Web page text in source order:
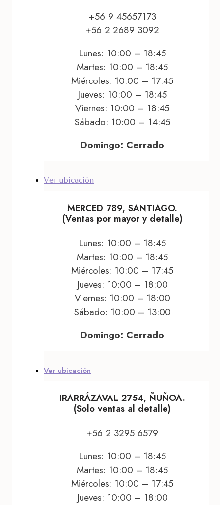
+56 9 45657173
+56 2 2689 3092
Lunes: 10:00 – 18:45
Martes: 10:00 – 18:45
Miércoles: 10:00 – 17:45
Jueves: 10:00 – 18:45
Viernes: 10:00 – 18:45
Sábado: 10:00 – 14:45
Domingo: Cerrado
Ver ubicación
MERCED 789, SANTIAGO.
(Ventas por mayor y detalle)
Lunes: 10:00 – 18:45
Martes: 10:00 – 18:45
Miércoles: 10:00 – 17:45
Jueves: 10:00 – 18:00
Viernes: 10:00 – 18:00
Sábado: 10:00 – 13:00
Domingo: Cerrado
Ver ubicación
IRARRÁZAVAL 2754, ÑUÑOA.
(Solo ventas al detalle)
+56 2 3295 6579
Lunes: 10:00 – 18:45
Martes: 10:00 – 18:45
Miércoles: 10:00 – 17:45
Jueves: 10:00 – 18:00